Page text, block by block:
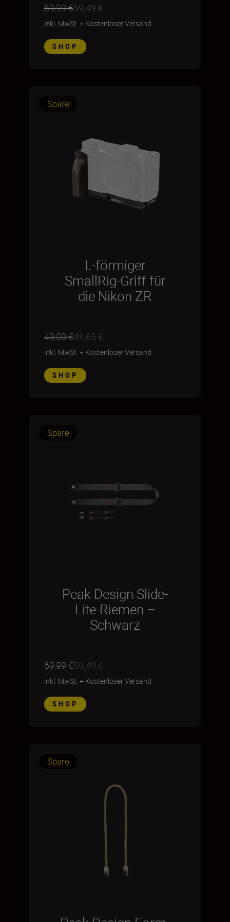
69,99 €59,49 €
inkl. MwSt. + Kostenloser Versand
SHOP
Spare
L-förmiger
SmallRig-Griff für
die Nikon ZR
49,00 €41,65 €
inkl. MwSt. + Kostenloser Versand
SHOP
Spare
Peak Design Slide-
Lite-Riemen –
Schwarz
69,99 €59,49 €
inkl. MwSt. + Kostenloser Versand
SHOP
Spare